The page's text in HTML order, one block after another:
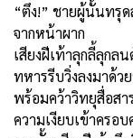
“ตึง!” ชายผู้นั้นทรุ
จากหน้าผาก
เสียงฝีเท้าลุกลี้ลุกล
ทหารรีบวิ่งลงมาด้ว
พร้อมคว้าวิทยุสื่อส
ความเงียบเข้าครอ